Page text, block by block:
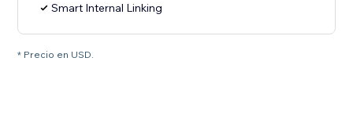
Smart Internal Linking
* Precio en USD.